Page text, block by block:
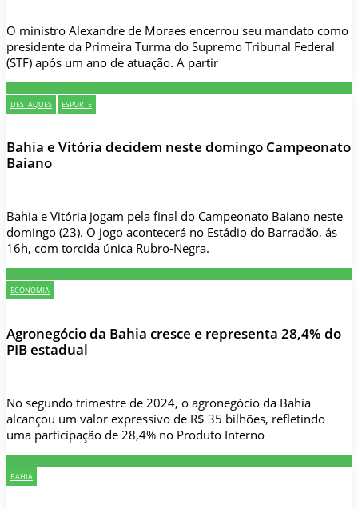
O ministro Alexandre de Moraes encerrou seu mandato como
presidente da Primeira Turma do Supremo Tribunal Federal
(STF) após um ano de atuação. A partir
DESTAQUES ESPORTE
Bahia e Vitória decidem neste domingo Campeonato
Baiano
Bahia e Vitória jogam pela final do Campeonato Baiano neste
domingo (23). O jogo acontecerá no Estádio do Barradão, ás
16h, com torcida única Rubro-Negra.
ECONOMIA
Agronegócio da Bahia cresce e representa 28,4% do
PIB estadual
No segundo trimestre de 2024, o agronegócio da Bahia
alcançou um valor expressivo de R$ 35 bilhões, refletindo
uma participação de 28,4% no Produto Interno
BAHIA